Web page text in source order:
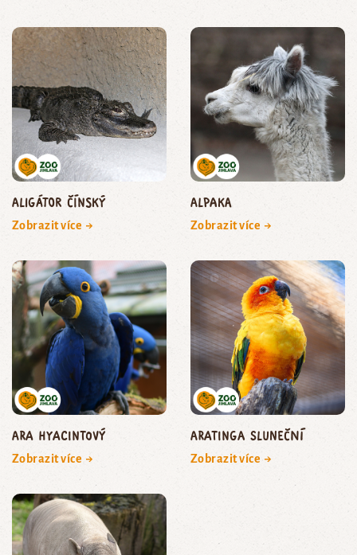
aligátor čínský
Zobrazit více →
Alpaka
Zobrazit více →
ara hyacintový
Zobrazit více →
aratinga sluneční
Zobrazit více →